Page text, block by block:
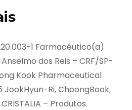
1 Farmacêutico(a)
dos Reis – CRF/SP-
Kook Pharmaceutical
Ri, ChoongBook,
– Produtos